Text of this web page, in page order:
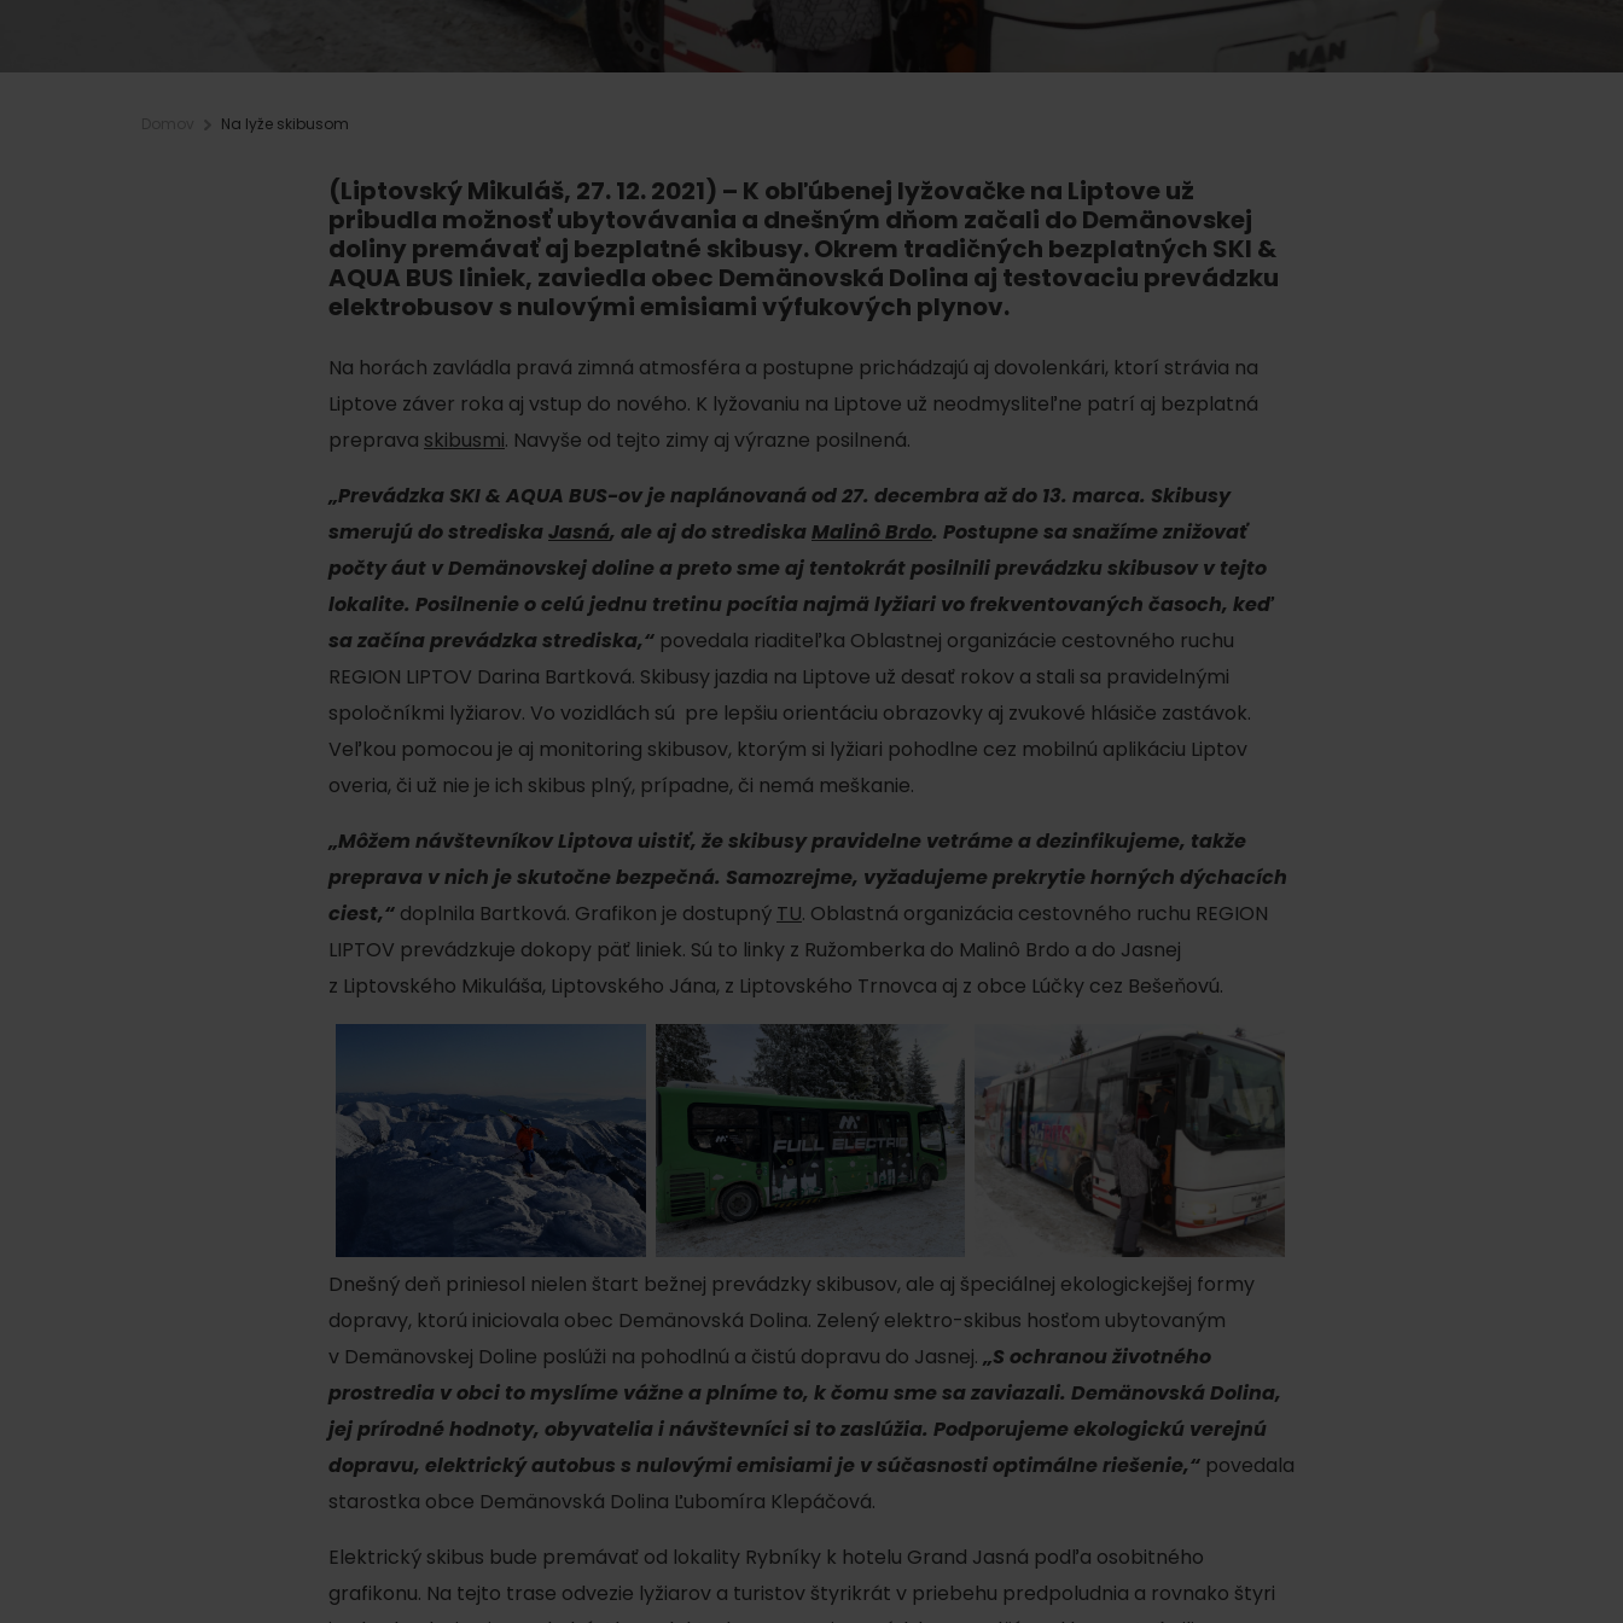
ZOZNAM INFOCENTIER
Naplánuj si dovolenku
Pobytové balíky
Rezervuj si izby
Kempovanie
So zľavami
Konferenčné priestory
Teambuildingy
No data found for this source. No data found for this source.
Liptov Region Card!
Voda, sneh a aktivity
VŠETKY ČLÁNKY
Počasie a kamery
Pravidlá pobytu na
Demänovská Dolina
Leto pod Chopkom
Letné športy
Turistika
Cyklistika
Vodné športy
Zimné športy
Lyžovanie
Skialpinizmus
Bežkovanie
Zimná turistika
Vyber si typ zážitku
Všetky
Vodné parky
Wellness a spa
Vodné aktivity
Ak ti škvŕka v bruchu
Reštaurácie
Pivovary a vinárne
Salaše a koliby
spoja športy
Kde sa nachádza
poklad? Nájdi ho s
Liptov Region Card!
Voda, sneh a aktivity
podľa ročného obdobia
Na lyže skibusom
(Liptovský Mikuláš, 27. 12. 2021) – K obľúbenej lyžovačke na Liptove už
pribudla možnosť ubytovávania a dnešným dňom začali do Demänovskej
doliny premávať aj bezplatné skibusy. Okrem tradičných bezplatných SKI &
AQUA BUS liniek, zaviedla obec Demänovská Dolina aj testovaciu prevádzku
elektrobusov s nulovými emisiami výfukových plynov.
Na horách zavládla pravá zimná atmosféra a postupne prichádzajú aj dovolenkári, ktorí strávia na
Liptove záver roka aj vstup do nového. K lyžovaniu na Liptove už neodmysliteľne patrí aj bezplatná
preprava skibusmi. Navyše od tejto zimy aj výrazne posilnená.
„Prevádzka SKI & AQUA BUS-ov je naplánovaná od 27. decembra až do 13. marca. Skibusy
smerujú do strediskaJasná, ale aj do strediskaMalinô Brdo. Postupne sa snažíme znižovať
počty áut v Demänovskej doline a preto sme aj tentokrát posilnili prevádzku skibusov v tejto
lokalite. Posilnenie o celú jednu tretinu pocítia najmä lyžiari vo frekventovaných časoch, keď
sa začína prevádzka strediska,“ povedala riaditeľka Oblastnej organizácie cestovného ruchu
REGION LIPTOV Darina Bartková. Skibusy jazdia na Liptove už desať rokov a stali sa pravidelnými
spoločníkmi lyžiarov. Vo vozidlách sú pre lepšiu orientáciu obrazovky aj zvukové hlásiče zastávok.
Veľkou pomocou je aj monitoring skibusov, ktorým si lyžiari pohodlne cez mobilnú aplikáciu Liptov
overia, či už nie je ich skibus plný, prípadne, či nemá meškanie.
„Môžem návštevníkov Liptova uistiť, že skibusy pravidelne vetráme a dezinfikujeme, takže
preprava v nich je skutočne bezpečná. Samozrejme, vyžadujeme prekrytie horných dýchacích
ciest,“ doplnila Bartková. Grafikon je dostupný TU. Oblastná organizácia cestovného ruchu REGION
LIPTOV prevádzkuje dokopy päť liniek. Sú to linky z Ružomberka do Malinô Brdo a do Jasnej
z Liptovského Mikuláša, Liptovského Jána, z Liptovského Trnovca aj z obce Lúčky cez Bešeňovú.
Dnešný deň priniesol nielen štart bežnej prevádzky skibusov, ale aj špeciálnej ekologickejšej formy
dopravy, ktorú iniciovala obec Demänovská Dolina. Zelený elektro-skibus hosťom ubytovaným
v Demänovskej Doline poslúži na pohodlnú a čistú dopravu do Jasnej. „S ochranou životného
prostredia v obci to myslíme vážne a plníme to, k čomu sme sa zaviazali. Demänovská Dolina,
jej prírodné hodnoty, obyvatelia i návštevníci si to zaslúžia. Podporujeme ekologickú verejnú
dopravu, elektrický autobus s nulovými emisiami je v súčasnosti optimálne riešenie,“ povedala
starostka obce Demänovská Dolina Ľubomíra Klepáčová.
Elektrický skibus bude premávať od lokality Rybníky k hotelu Grand Jasná podľa osobitného
grafikonu. Na tejto trase odvezie lyžiarov a turistov štyrikrát v priebehu predpoludnia a rovnako štyri